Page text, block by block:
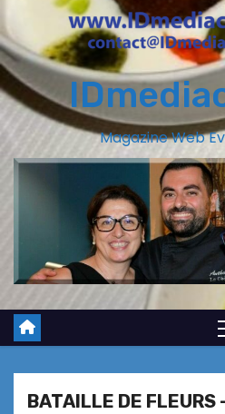
Magazine Web
BATAILLE DE FLEURS